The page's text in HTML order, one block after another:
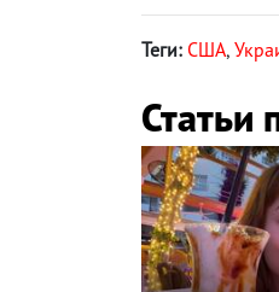
Теги: США,
Статьи